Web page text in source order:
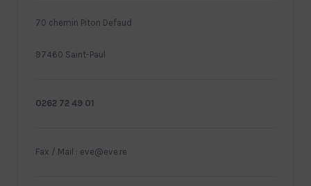
70 chemin Piton Defaud
97460 Saint-Paul
0262 72 49 01
Fax / Mail : eve@eve.re